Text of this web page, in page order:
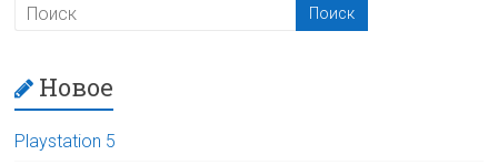
Новое
Playstation 5